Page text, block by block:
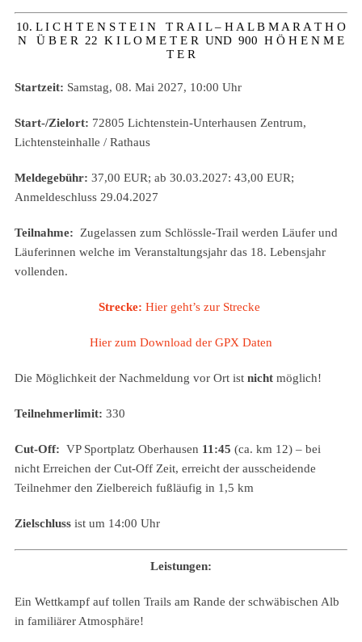
10. L I C H T E N S T E I N T R A I L – H A L B M A R A T H O
N Ü B E R 22 K I L O M E T E R UND 900 H Ö H E N M E
T E R
Startzeit: Samstag, 08. Mai 2027, 10:00 Uhr
Start-/Zielort: 72805 Lichtenstein-Unterhausen Zentrum,
Lichtensteinhalle / Rathaus
Meldegebühr: 37,00 EUR; ab 30.03.2027: 43,00 EUR;
Anmeldeschluss 29.04.2027
Teilnahme: Zugelassen zum Schlössle-Trail werden Läufer und
Läuferinnen welche im Veranstaltungsjahr das 18. Lebensjahr
vollenden.
Strecke: Hier geht’s zur Strecke
Hier zum Download der GPX Daten
Die Möglichkeit der Nachmeldung vor Ort ist nichtmöglich!
Teilnehmerlimit: 330
Cut-Off: VP Sportplatz Oberhausen 11:45 (ca. km 12) – bei
nicht Erreichen der Cut-Off Zeit, erreicht der ausscheidende
Teilnehmer den Zielbereich fußläufig in 1,5 km
Zielschlussist um 14:00 Uhr
Leistungen:
Ein Wettkampf auf tollen Trails am Rande der schwäbischen Alb
in familiärer Atmosphäre!